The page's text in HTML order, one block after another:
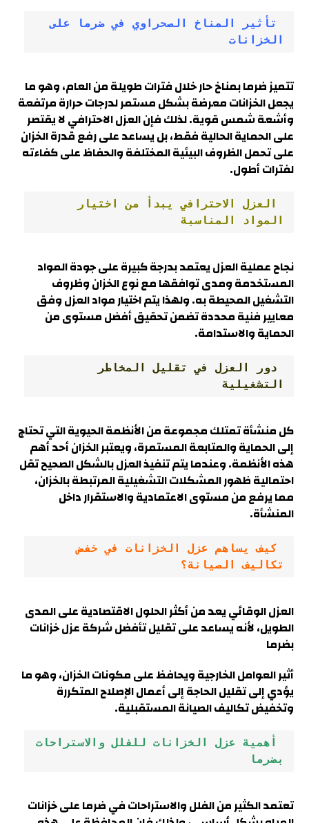
تأثير المناخ الصحراوي في ضرما على
الخزانات
تتميز ضرما بمناخ حار خلال فترات طويلة من العام، وهو ما
يجعل الخزانات معرضة بشكل مستمر لدرجات حرارة مرتفعة
وأشعة شمس قوية. لذلك فإن العزل الاحترافي لا يقتصر
على الحماية الحالية فقط، بل يساعد على رفع قدرة الخزان
على تحمل الظروف البيئية المختلفة والحفاظ على كفاءته
لفترات أطول.
المواد المناسبة
نجاح عملية العزل يعتمد بدرجة كبيرة على جودة المواد
المستخدمة ومدى توافقها مع نوع الخزان وظروف
التشغيل المحيطة به. ولهذا يتم اختيار مواد العزل وفق
معايير فنية محددة تضمن تحقيق أفضل مستوى من
الحماية والاستدامة.
التشغيلية
كل منشأة تمتلك مجموعة من الأنظمة الحيوية التي تحتاج
إلى الحماية والمتابعة المستمرة، ويعتبر الخزان أحد أهم
هذه الأنظمة. وعندما يتم تنفيذ العزل بالشكل الصحيح تقل
احتمالية ظهور المشكلات التشغيلية المرتبطة بالخزان،
مما يرفع من مستوى الاعتمادية والاستقرار داخل
المنشأة.
كيف يساهم عزل الخزانات في خفض
تكاليف الصيانة؟
العزل الوقائي يعد من أكثر الحلول الاقتصادية على المدى
الطويل، لأنه يساعد على تقليل تأفضل شركة عزل خزانات
بضرما
أثير العوامل الخارجية ويحافظ على مكونات الخزان، وهو ما
يؤدي إلى تقليل الحاجة إلى أعمال الإصلاح المتكررة
وتخفيض تكاليف الصيانة المستقبلية.
بضرما
تعتمد الكثير من الفلل والاستراحات في ضرما على خزانات